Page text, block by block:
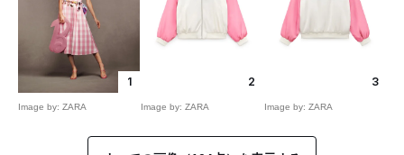
1
Image by: ZARA
2
Image by: ZARA
3
Image by: ZARA